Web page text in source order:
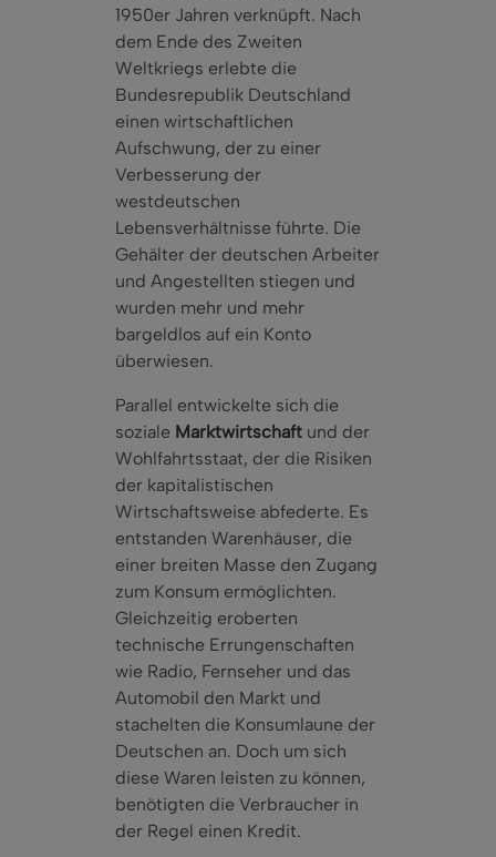
1950er Jahren verknüpft. Nach
dem Ende des Zweiten
Weltkriegs erlebte die
Bundesrepublik Deutschland
einen wirtschaftlichen
Aufschwung, der zu einer
Verbesserung der
westdeutschen
Lebensverhältnisse führte. Die
Gehälter der deutschen Arbeiter
und Angestellten stiegen und
wurden mehr und mehr
bargeldlos auf ein Konto
überwiesen.
Parallel entwickelte sich die
soziale Marktwirtschaft und der
Wohlfahrtsstaat, der die Risiken
der kapitalistischen
Wirtschaftsweise abfederte. Es
entstanden Warenhäuser, die
einer breiten Masse den Zugang
zum Konsum ermöglichten.
Gleichzeitig eroberten
technische Errungenschaften
wie Radio, Fernseher und das
Automobil den Markt und
stachelten die Konsumlaune der
Deutschen an. Doch um sich
diese Waren leisten zu können,
benötigten die Verbraucher in
der Regel einen Kredit.